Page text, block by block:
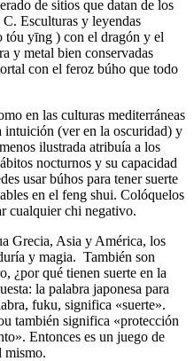
de sitios que datan de los
Esculturas y leyendas
tóu yīng ) con el dragón y el
y metal bien conservadas
con el feroz búho que todo
en las culturas mediterráneas
intuición (ver en la oscuridad) y
ilustrada atribuía a los
nocturnos y su capacidad
usar búhos para tener suerte
en el feng shui. Colóquelos
cualquier chi negativo.
Grecia, Asia y América, los
y magia. También son
¿por qué tienen suerte en la
la palabra japonesa para
fuku, significa «suerte».
también significa «protección
Entonces es un juego de
mismo.